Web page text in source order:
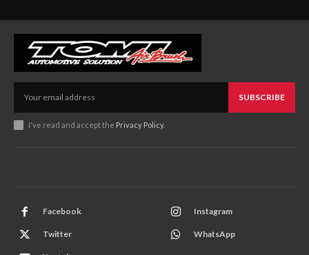
SUBSCRIBE
I've read and accept the Privacy Policy.
Facebook Instagram
Twitter WhatsApp